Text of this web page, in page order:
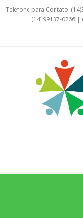
Telefone para Contato:
(14) 99137-0266 |